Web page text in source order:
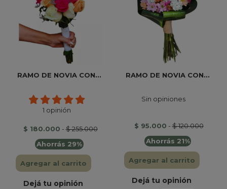
RAMO DE NOVIA CON...
1 opinión
$ 180.000 -$ 255.000
Ahorrás 29%
Agregar al carrito
Dejá tu opinión
RAMO DE NOVIA CON...
Sin opiniones
$ 95.000 -$ 120.000
Ahorrás 21%
Agregar al carrito
Dejá tu opinión